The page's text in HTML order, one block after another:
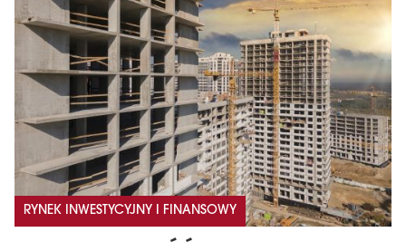
RYNEK INWESTYCYJNY I FINANSOWY
MAGAZYN